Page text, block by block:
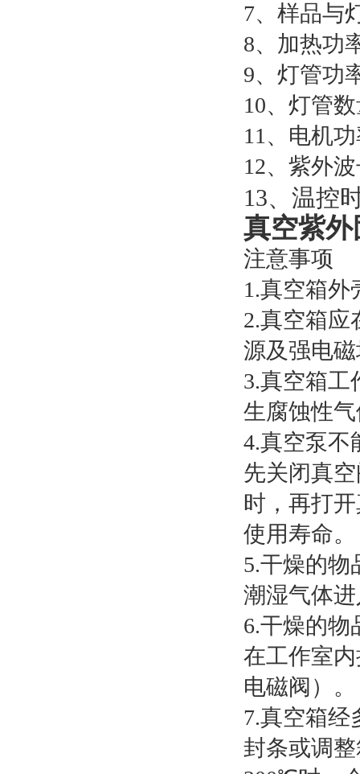
7、样品与
8、加热功
9、灯管功
10、灯管
11、电机
12、紫外
13、温控
真空紫
注意事项
1.真空箱外
2.真空箱应
源及强电
3.真空箱工
生腐蚀性
4.真空泵不
先关闭真
时，再打
使用寿命。
5.干燥的物
潮湿气体
6.干燥的物
在工作室
电磁阀）。
7.真空箱经
封条或调